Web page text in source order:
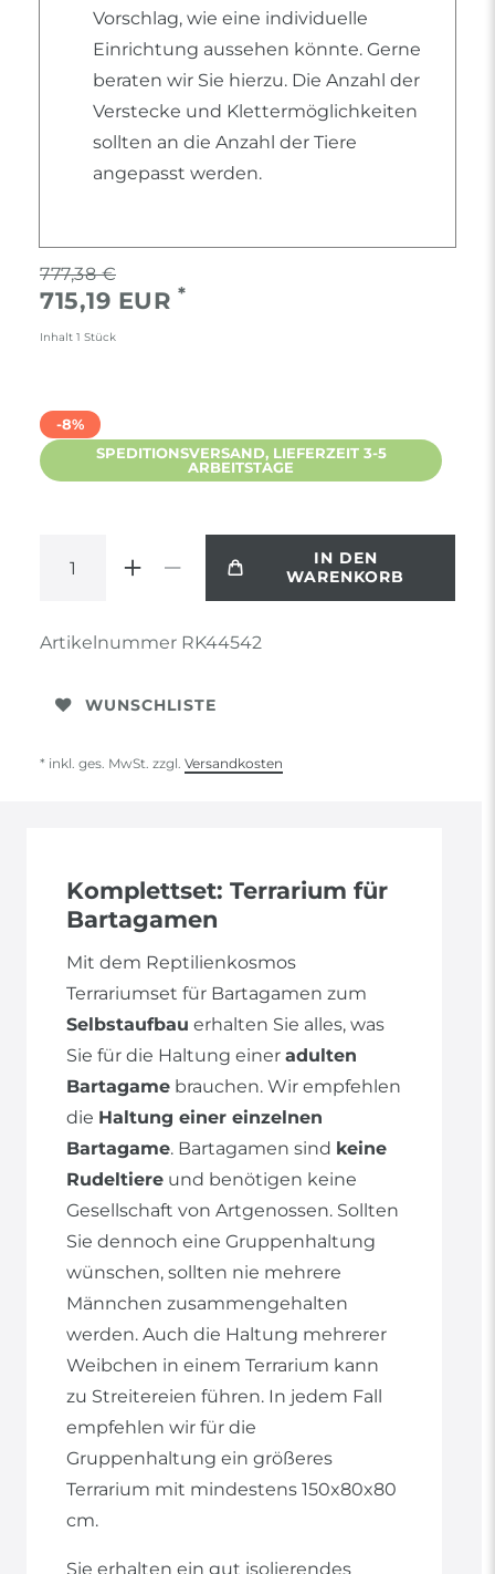
Vorschlag, wie eine individuelle
Einrichtung aussehen könnte. Gerne
beraten wir Sie hierzu. Die Anzahl der
Verstecke und Klettermöglichkeiten
sollten an die Anzahl der Tiere
angepasst werden.
777,38 €
715,19 EUR *
Inhalt 1 Stück
-8%
SPEDITIONSVERSAND, LIEFERZEIT 3-5
ARBEITSTAGE
IN DEN
WARENKORB
Artikelnummer RK44542
WUNSCHLISTE
* inkl. ges. MwSt. zzgl. Versandkosten
Komplettset: Terrarium für
Bartagamen
Mit dem Reptilienkosmos
Terrariumset für Bartagamen zum
Selbstaufbau erhalten Sie alles, was
Sie für die Haltung einer adulten
Bartagame brauchen. Wir empfehlen
die Haltung einer einzelnen
Bartagame. Bartagamen sind keine
Rudeltiere und benötigen keine
Gesellschaft von Artgenossen. Sollten
Sie dennoch eine Gruppenhaltung
wünschen, sollten nie mehrere
Männchen zusammengehalten
werden. Auch die Haltung mehrerer
Weibchen in einem Terrarium kann
zu Streitereien führen. In jedem Fall
empfehlen wir für die
Gruppenhaltung ein größeres
Terrarium mit mindestens 150x80x80
cm.
Sie erhalten ein gut isolierendes